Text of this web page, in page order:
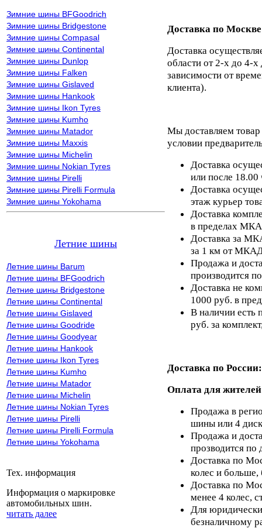
Зимние шины BFGoodrich
Зимние шины Bridgestone
Зимние шины Compasal
Зимние шины Continental
Зимние шины Dunlop
Зимние шины Falken
Зимние шины Gislaved
Зимние шины Hankook
Зимние шины Ikon Tyres
Зимние шины Kumho
Зимние шины Matador
Зимние шины Maxxis
Зимние шины Michelin
Зимние шины Nokian Tyres
Зимние шины Pirelli
Зимние шины Pirelli Formula
Зимние шины Yokohama
Летние шины
Летние шины Barum
Летние шины BFGoodrich
Летние шины Bridgestone
Летние шины Continental
Летние шины Gislaved
Летние шины Goodride
Летние шины Goodyear
Летние шины Hankook
Летние шины Ikon Tyres
Летние шины Kumho
Летние шины Matador
Летние шины Michelin
Летние шины Nokian Tyres
Летние шины Pirelli
Летние шины Pirelli Formula
Летние шины Yokohama
Тех. информация
Информация о маркировке
автомобильных шин.
читать далее
Доставка по
Доставка
области от 2-х до 4-х
зависимости от
клиента).
Мы доставляем
условии
Доставка
или после 18.00
Доставка
этаж курьер
Доставка
в пределах
Доставка за
за 1 км от
Продажа и
производится
Доставка не
1000 руб. в
В наличии есть
руб. за
Доставка по России:
Оплата для
Продажа в
шины или 4
Продажа и
прозводится по
Доставка по
колес и больше,
Доставка по
менее 4 колес,
Для
безналичному